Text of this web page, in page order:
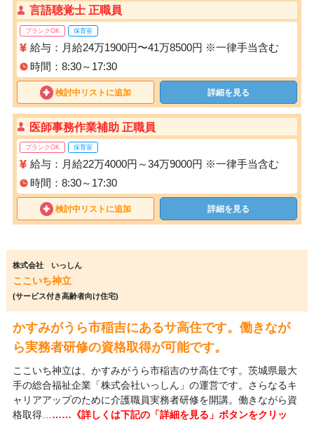
言語聴覚士 正職員
ブランクOK 保育室
給与：月給24万1900円〜41万8500円 ※一律手当含む
時間：8:30～17:30
検討中リストに追加 詳細を見る
医師事務作業補助 正職員
ブランクOK 保育室
給与：月給22万4000円～34万9000円 ※一律手当含む
時間：8:30～17:30
検討中リストに追加 詳細を見る
株式会社 いっしん
ここいち神立
(サービス付き高齢者向け住宅)
かすみがうら市稲吉にあるサ高住です。働きなが
ら実務者研修の資格取得が可能です。
ここいち神立は、かすみがうら市稲吉のサ高住です。茨城県最大
手の総合福祉企業「株式会社いっしん」の運営です。さらなるキ
ャリアアップのために介護職員実務者研修を開講。働きながら資
格取得… ……《詳しくは下記の「詳細を見る」ボタンをクリッ